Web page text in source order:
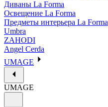
Диваны La Forma
Освещение La Forma
Предметы интерьера La Forma
Umbra
ZAHODI
Angel Cerda
UMAGE
UMAGE